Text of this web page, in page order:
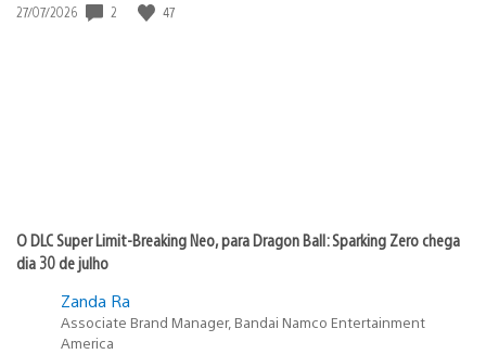
Data
27/07/2026 2 47
O DLC Super Limit-Breaking Neo, para Dragon Ball: Sparking Zero chega
dia 30 de julho
Zanda Ra
Associate Brand Manager, Bandai Namco Entertainment
America